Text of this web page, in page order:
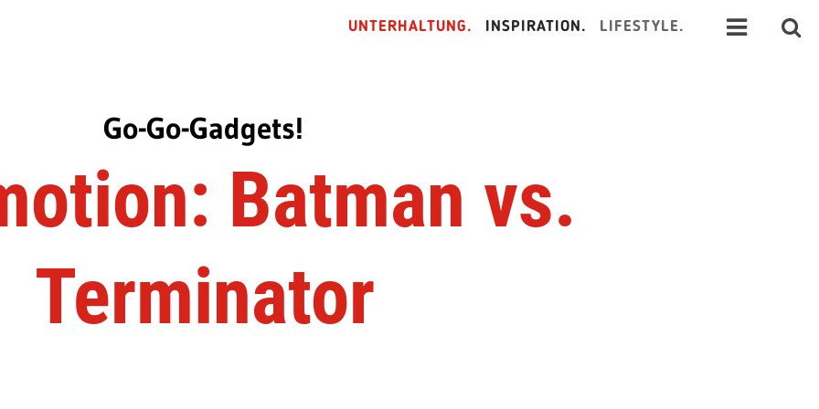
UNTERHALTUNG. INSPIRATION. LIFESTYLE.
Go-Go-Gadgets!
Batman vs.
Terminator